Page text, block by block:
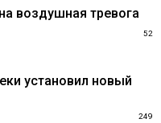
воздушная тревога
52
установил новый
249